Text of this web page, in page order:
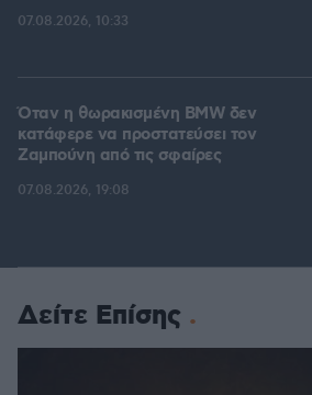
07.08.2026, 10:33
Όταν η θωρακισμένη BMW δεν
κατάφερε να προστατεύσει τον
Ζαμπούνη από τις σφαίρες
07.08.2026, 19:08
Δείτε Επίσης